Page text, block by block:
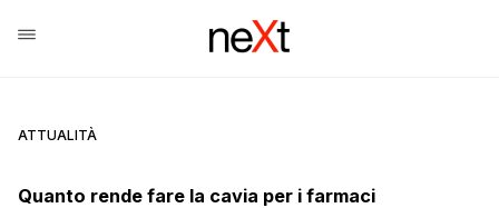
ATTUALITÀ
Quanto rende fare la cavia per i farmaci